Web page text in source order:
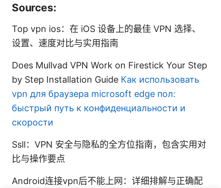
Sources:
Top vpn ios：在 iOS 设备上的最佳 VPN 选择、
设置、速度对比与实用指南
Does Mullvad VPN Work on Firestick Your Step
by Step Installation Guide Как использовать
vpn для браузера microsoft edge пол:
быстрый путь к конфиденциальности и
скорости
Ssll：VPN 安全与隐私的全方位指南，包含实用对
比与操作要点
Android连接vpn后不能上网：详细排解与正确配